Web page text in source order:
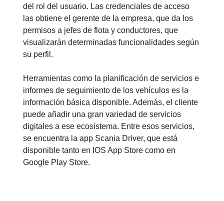
del rol del usuario. Las credenciales de acceso
las obtiene el gerente de la empresa, que da los
permisos a jefes de flota y conductores, que
visualizarán determinadas funcionalidades según
su perfil.
Herramientas como la planificación de servicios e
informes de seguimiento de los vehículos es la
información básica disponible. Además, el cliente
puede añadir una gran variedad de servicios
digitales a ese ecosistema. Entre esos servicios,
se encuentra la app Scania Driver, que está
disponible tanto en IOS App Store como en
Google Play Store.